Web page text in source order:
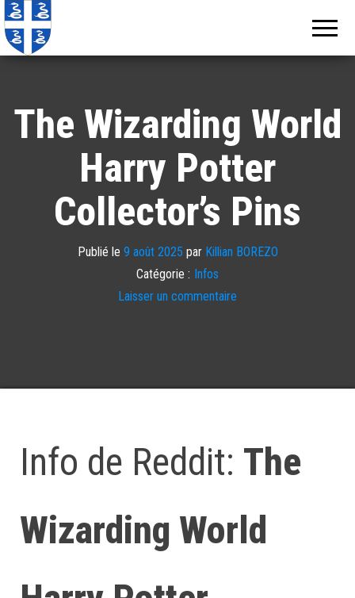
The Wizarding World
Harry Potter
Collector’s Pins
Publié le 9 août 2025 par Killian BOREZO
Catégorie : Infos
Laisser un commentaire
Info de Reddit: The
Wizarding World